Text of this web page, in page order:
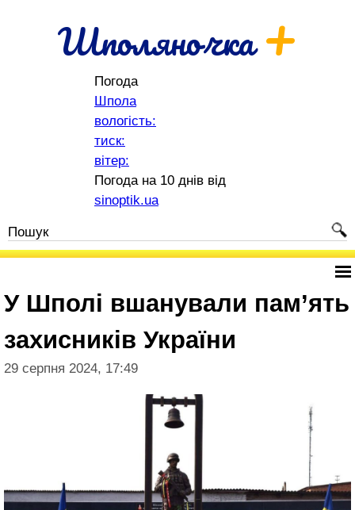
Шполяночка+
Погода
Шпола
вологість:
тиск:
вітер:
Погода на 10 днів від
sinoptik.ua
У Шполі вшанували пам’ять
захисників України
29 серпня 2024, 17:49